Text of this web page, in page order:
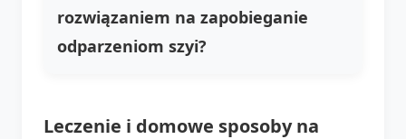
rozwiązaniem na zapobieganie
odparzeniom szyi?
Leczenie i domowe sposoby na